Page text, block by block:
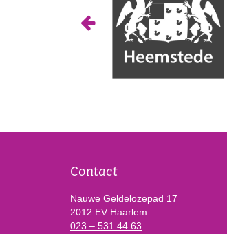
Contact
Nauwe Geldelozepad 17
2012 EV Haarlem
023 – 531 44 63